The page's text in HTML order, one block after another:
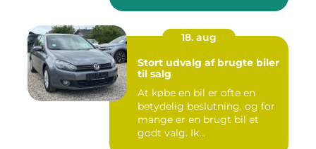
18. aug
Stort udvalg af brugte biler
til salg
At købe en bil er ofte en
betydelig beslutning, og for
mange er en brugt bil et
godt valg. Ik...